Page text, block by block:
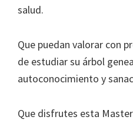
salud.
Que puedan valorar con
de estudiar su árbol
autoconocimiento y
Que disfrutes esta